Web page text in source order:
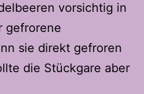
vorsichtig in
gefrorene
sie direkt gefroren
die Stückgare aber